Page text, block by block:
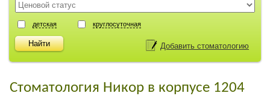
детская круглосуточная
Добавить стоматологию
Стоматология Никор в корпусе 1204